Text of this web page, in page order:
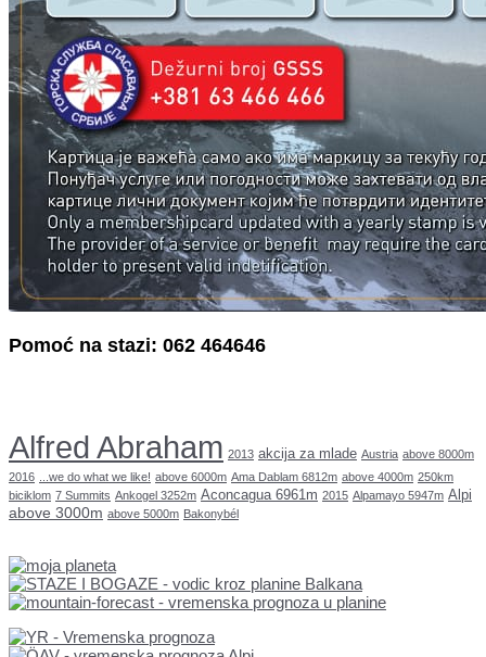
Pomoć na stazi: 062 464646
Alfred Abraham 2013 akcija za mlade Austria above 8000m
2016
...we do what we like! above 6000m Ama Dablam 6812m above 4000m 250km
biciklom 7 Summits Ankogel 3252m Aconcagua 6961m 2015 Alpamayo 5947m Alpi
above 3000m above 5000m Bakonybél